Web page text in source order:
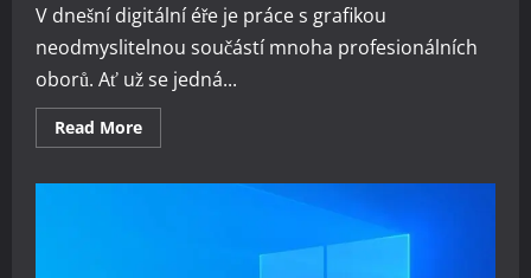
V dnešní digitální éře je práce s grafikou
neodmyslitelnou součástí mnoha profesionálních
oborů. Ať už se jedná...
Read MoreRead
more